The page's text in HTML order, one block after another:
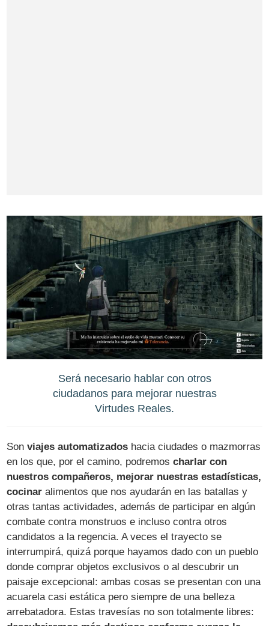
Será necesario hablar con otros
ciudadanos para mejorar nuestras
Virtudes Reales.
Sonviajes automatizados hacia ciudades o mazmorras
en los que, por el camino, podremoscharlar con
nuestros compañeros, mejorar nuestras estadísticas,
cocinar alimentos que nos ayudarán en las batallas y
otras tantas actividades, además de participar en algún
combate contra monstruos e incluso contra otros
candidatos a la regencia. A veces el trayecto se
interrumpirá, quizá porque hayamos dado con un pueblo
donde comprar objetos exclusivos o al descubrir un
paisaje excepcional: ambas cosas se presentan con una
acuarela casi estática pero siempre de una belleza
arrebatadora. Estas travesías no son totalmente libres: